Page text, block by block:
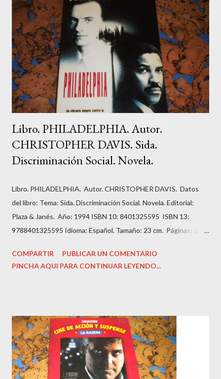
necesita un período de tiempo comprendido entre 21 y 28 días.
A partir de entonces, se forman en el cerebro nuevas vías
neuronales, y, por ende, otras creencias positivas que nos
ayudan a alcanzar nuestros sueños. En tu recorrido personal a
través de este proceso de 28 días, dejarás atrás antiguas ideas y
actitudes t...
Libro. PHILADELPHIA. Autor.
CHRISTOPHER DAVIS. Sida.
Discriminación Social. Novela.
Libro. PHILADELPHIA. Autor. CHRISTOPHER DAVIS. Datos
del libro: Tema: Sida. Discriminación Social. Novela. Editorial:
Plaza & Janés. Año: 1994 ISBN 10: 8401325595 ISBN 13:
9788401325595 Idioma: Español. Tamaño: 23 cm. Páginas: 211.
imagen editorial. Condición: Bien. Hojas amarillentas por el
tiempo. Precio: 1.99 Euros. Andrew es un abogado prometedor
COMPARTIR
PUBLICAR UN COMENTARIO
PINCHA AQUI PARA CONTINUAR LEYENDO...